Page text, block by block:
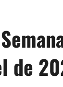
de